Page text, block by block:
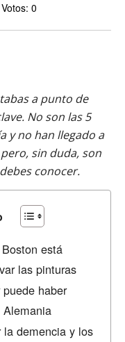
0
a punto de
No son las 5
y no han llegado a
sin duda, son
conocer.
está
las pinturas
haber
demencia y los